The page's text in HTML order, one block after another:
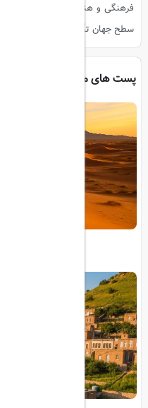
فرهنگی و هنری بین‌المللی است
سطح جهان تأثیرگذار خواهد بود.
پست های مرتبط